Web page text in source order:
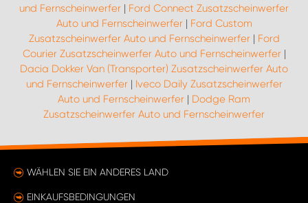
und Fernscheinwerfer | Ford Connect Zusatzscheinwerfer
Auto und Fernscheinwerfer| Ford Custom
Zusatzscheinwerfer Auto und Fernscheinwerfer| Ford
Courier Zusatzscheinwerfer Auto und Fernscheinwerfer|
Dacia Dokker Van (Transporter) Zusatzscheinwerfer Auto
und Fernscheinwerfer| Iveco Daily Zusatzscheinwerfer
Auto und Fernscheinwerfer | Dodge Ram
Zusatzscheinwerfer Auto und Fernscheinwerfer
WÄHLEN SIE EIN ANDERES LAND
EINKAUFSBEDINGUNGEN